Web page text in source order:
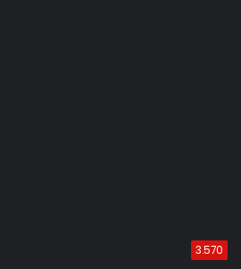
3.570